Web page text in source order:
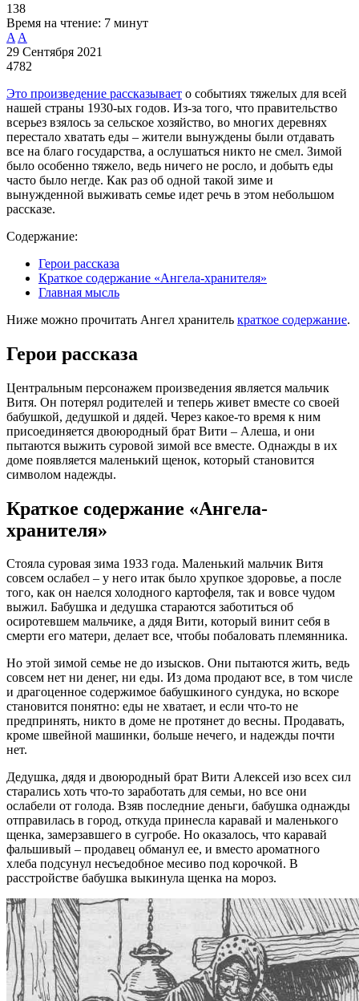
138
Время на чтение: 7 минут
A A
29 Сентября 2021
4782
Это произведение рассказывает о событиях тяжелых для всей
нашей страны 1930-ых годов. Из-за того, что правительство
всерьез взялось за сельское хозяйство, во многих деревнях
перестало хватать еды – жители вынуждены были отдавать
все на благо государства, а ослушаться никто не смел. Зимой
было особенно тяжело, ведь ничего не росло, и добыть еды
часто было негде. Как раз об одной такой зиме и
вынужденной выживать семье идет речь в этом небольшом
рассказе.
Содержание:
Герои рассказа
Краткое содержание «Ангела-хранителя»
Главная мысль
Ниже можно прочитать Ангел хранитель краткое содержание.
Герои рассказа
Центральным персонажем произведения является мальчик
Витя. Он потерял родителей и теперь живет вместе со своей
бабушкой, дедушкой и дядей. Через какое-то время к ним
присоединяется двоюродный брат Вити – Алеша, и они
пытаются выжить суровой зимой все вместе. Однажды в их
доме появляется маленький щенок, который становится
символом надежды.
Краткое содержание «Ангела-
хранителя»
Стояла суровая зима 1933 года. Маленький мальчик Витя
совсем ослабел – у него итак было хрупкое здоровье, а после
того, как он наелся холодного картофеля, так и вовсе чудом
выжил. Бабушка и дедушка стараются заботиться об
осиротевшем мальчике, а дядя Вити, который винит себя в
смерти его матери, делает все, чтобы побаловать племянника.
Но этой зимой семье не до изысков. Они пытаются жить, ведь
совсем нет ни денег, ни еды. Из дома продают все, в том числе
и драгоценное содержимое бабушкиного сундука, но вскоре
становится понятно: еды не хватает, и если что-то не
предпринять, никто в доме не протянет до весны. Продавать,
кроме швейной машинки, больше нечего, и надежды почти
нет.
Дедушка, дядя и двоюродный брат Вити Алексей изо всех сил
старались хоть что-то заработать для семьи, но все они
ослабели от голода. Взяв последние деньги, бабушка однажды
отправилась в город, откуда принесла каравай и маленького
щенка, замерзавшего в сугробе. Но оказалось, что каравай
фальшивый – продавец обманул ее, и вместо ароматного
хлеба подсунул несъедобное месиво под корочкой. В
расстройстве бабушка выкинула щенка на мороз.